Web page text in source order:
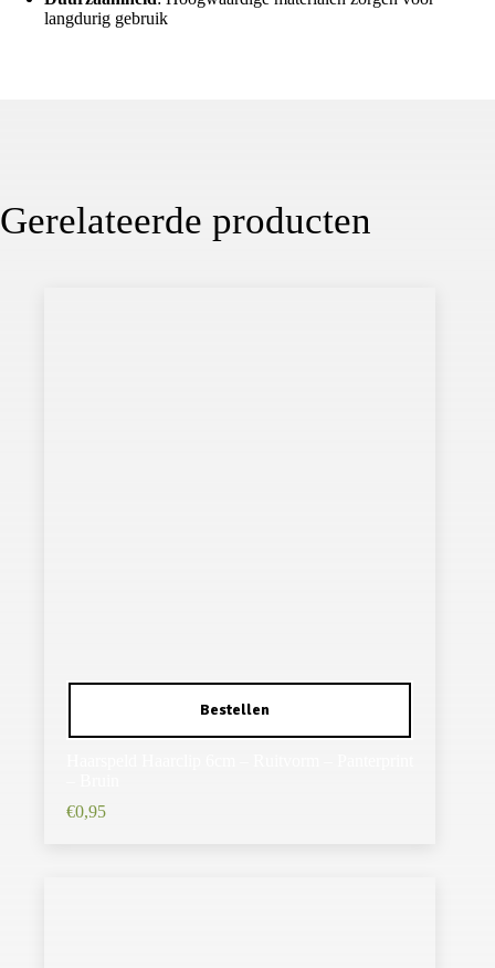
langdurig gebruik
Gerelateerde producten
€0,95